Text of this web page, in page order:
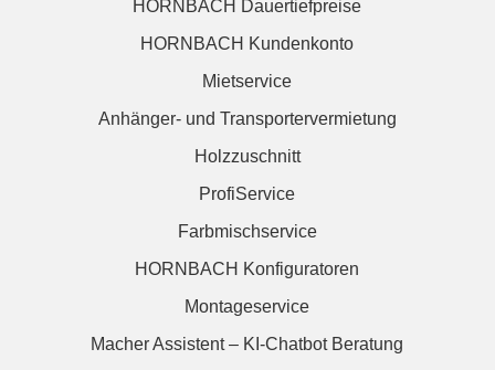
HORNBACH Dauertiefpreise
HORNBACH Kundenkonto
Mietservice
Anhänger- und Transportervermietung
Holzzuschnitt
ProfiService
Farbmischservice
HORNBACH Konfiguratoren
Montageservice
Macher Assistent – KI-Chatbot Beratung